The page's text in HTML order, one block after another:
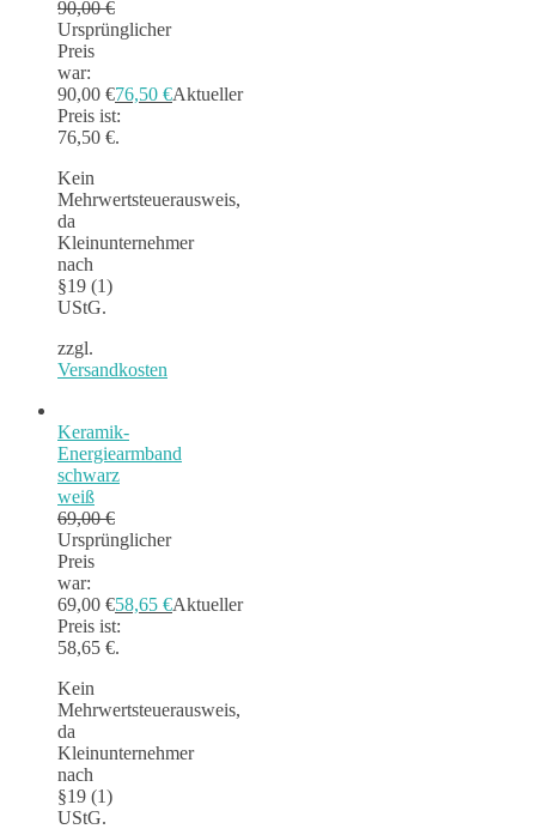
90,00€
Ursprünglicher
Preis
war:
90,00 €76,50 €Aktueller
Preis ist:
76,50 €.
Kein
Mehrwertsteuerausweis,
da
Kleinunternehmer
nach
§19 (1)
UStG.
zzgl.
Versandkosten
Keramik-
Energiearmband
schwarz
weiß
69,00€
Ursprünglicher
Preis
war:
69,00 €58,65 €Aktueller
Preis ist:
58,65 €.
Kein
Mehrwertsteuerausweis,
da
Kleinunternehmer
nach
§19 (1)
UStG.